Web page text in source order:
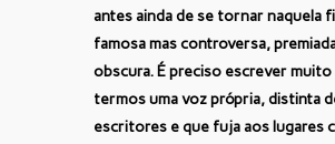
antes ainda de se tornar naquela
famosa mas controversa,
obscura. É preciso escrever muito
termos uma voz própria, distinta
escritores e que fuja aos lugares